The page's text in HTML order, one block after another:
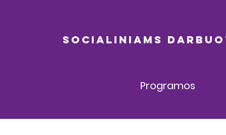
SOCIALINIAMS
Programos